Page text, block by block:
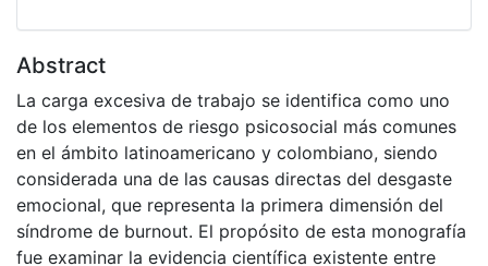
Abstract
La carga excesiva de trabajo se identifica como uno
de los elementos de riesgo psicosocial más comunes
en el ámbito latinoamericano y colombiano, siendo
considerada una de las causas directas del desgaste
emocional, que representa la primera dimensión del
síndrome de burnout. El propósito de esta monografía
fue examinar la evidencia científica existente entre